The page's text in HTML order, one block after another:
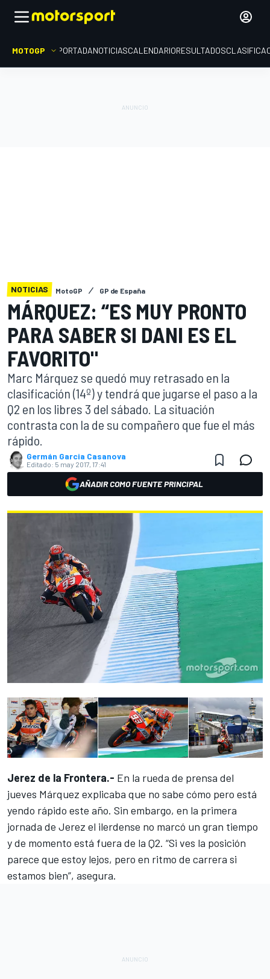
MOTOGP PORTADANOTICIASCALENDARIORESULTADOS
NOTICIAS MotoGP GP de España
MÁRQUEZ: “ES MUY PRONTO
PARA SABER SI DANI ES EL
FAVORITO"
Marc Márquez se quedó muy retrasado en la
clasificación (14º) y tendrá que jugarse el paso a la
Q2 en los libres 3 del sábado. La situación
contrasta con la de su compañero que fue el más
rápido.
Germán Garcia Casanova
Editado: 5 may 2017, 17:41
AÑADIR COMO FUENTE PRINCIPAL
Jerez de la Frontera.- En la rueda de prensa del
jueves Márquez explicaba que no sabe cómo pero está
yendo rápido este año. Sin embargo, en la primera
jornada de Jerez el ilerdense no marcó un gran tiempo
y de momento está fuera de la Q2. “Si ves la posición
parece que estoy lejos, pero en ritmo de carrera si
estamos bien”, asegura.